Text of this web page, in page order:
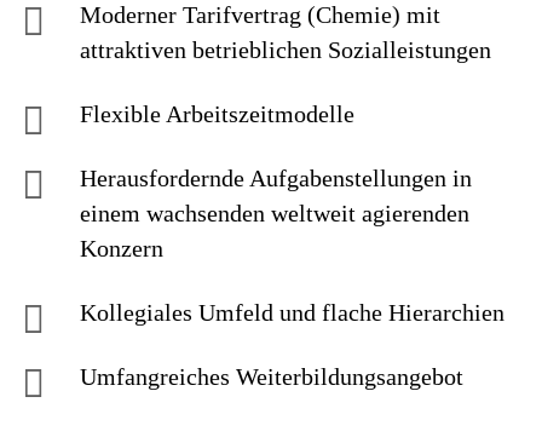
Moderner Tarif­vertrag (Chemie) mit
attraktiven betrieb­lichen Sozial­leistungen
Flexible Arbeitszeitmodelle
Herausfordernde Aufgaben­stellungen in
einem wachsenden welt­weit agierenden
Konzern
Kollegiales Um­feld und flache Hierarchien
Umfangreiches Weiter­bildungs­an­gebot